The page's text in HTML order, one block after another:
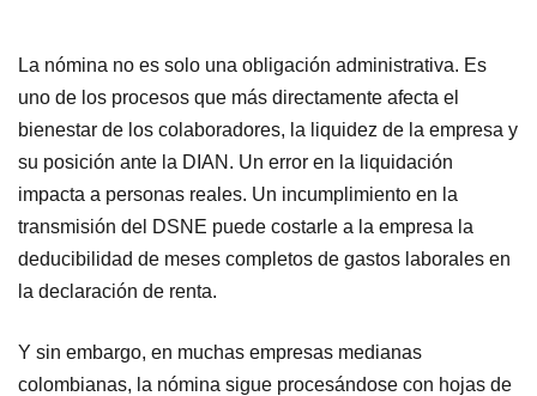
La nómina no es solo una obligación administrativa. Es
uno de los procesos que más directamente afecta el
bienestar de los colaboradores, la liquidez de la empresa y
su posición ante la DIAN. Un error en la liquidación
impacta a personas reales. Un incumplimiento en la
transmisión del DSNE puede costarle a la empresa la
deducibilidad de meses completos de gastos laborales en
la declaración de renta.
Y sin embargo, en muchas empresas medianas
colombianas, la nómina sigue procesándose con hojas de